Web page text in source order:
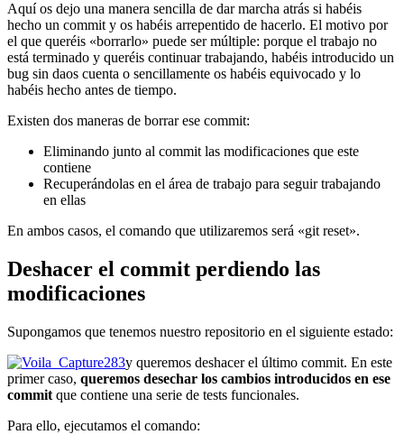
Aquí os dejo una manera sencilla de dar marcha atrás si habéis
hecho un commit y os habéis arrepentido de hacerlo. El motivo por
el que queréis «borrarlo» puede ser múltiple: porque el trabajo no
está terminado y queréis continuar trabajando, habéis introducido un
bug sin daos cuenta o sencillamente os habéis equivocado y lo
habéis hecho antes de tiempo.
Existen dos maneras de borrar ese commit:
Eliminando junto al commit las modificaciones que este
contiene
Recuperándolas en el área de trabajo para seguir trabajando
en ellas
En ambos casos, el comando que utilizaremos será «git reset».
Deshacer el commit perdiendo las
modificaciones
Supongamos que tenemos nuestro repositorio en el siguiente estado:
y queremos deshacer el último commit. En este
primer caso, queremos desechar los cambios introducidos en ese
commit que contiene una serie de tests funcionales.
Para ello, ejecutamos el comando: